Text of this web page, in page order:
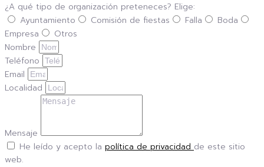
¿A qué tipo de organización preteneces? Elige:
Ayuntamiento
Comisión de fiestas Falla
Boda
Empresa
Otros
Nombre
Teléfono
Email
Localidad
Mensaje
He leído y acepto la política de privacidadde este sitio
web.